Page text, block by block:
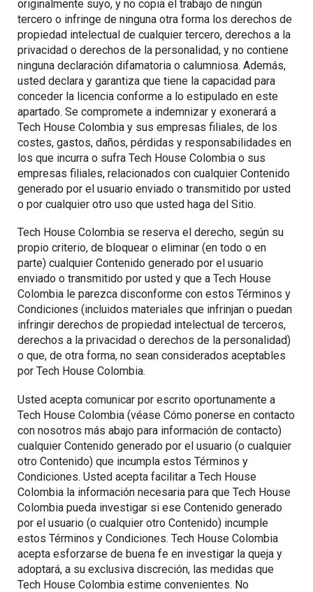
originalmente suyo, y no copia el trabajo de ningún
tercero o infringe de ninguna otra forma los derechos de
propiedad intelectual de cualquier tercero, derechos a la
privacidad o derechos de la personalidad, y no contiene
ninguna declaración difamatoria o calumniosa. Además,
usted declara y garantiza que tiene la capacidad para
conceder la licencia conforme a lo estipulado en este
apartado. Se compromete a indemnizar y exonerará a
Tech House Colombia y sus empresas filiales, de los
costes, gastos, daños, pérdidas y responsabilidades en
los que incurra o sufra Tech House Colombia o sus
empresas filiales, relacionados con cualquier Contenido
generado por el usuario enviado o transmitido por usted
o por cualquier otro uso que usted haga del Sitio.
Tech House Colombia se reserva el derecho, según su
propio criterio, de bloquear o eliminar (en todo o en
parte) cualquier Contenido generado por el usuario
enviado o transmitido por usted y que a Tech House
Colombia le parezca disconforme con estos Términos y
Condiciones (incluidos materiales que infrinjan o puedan
infringir derechos de propiedad intelectual de terceros,
derechos a la privacidad o derechos de la personalidad)
o que, de otra forma, no sean considerados aceptables
por Tech House Colombia.
Usted acepta comunicar por escrito oportunamente a
Tech House Colombia (véase Cómo ponerse en contacto
con nosotros más abajo para información de contacto)
cualquier Contenido generado por el usuario (o cualquier
otro Contenido) que incumpla estos Términos y
Condiciones. Usted acepta facilitar a Tech House
Colombia la información necesaria para que Tech House
Colombia pueda investigar si ese Contenido generado
por el usuario (o cualquier otro Contenido) incumple
estos Términos y Condiciones. Tech House Colombia
acepta esforzarse de buena fe en investigar la queja y
adoptará, a su exclusiva discreción, las medidas que
Tech House Colombia estime convenientes. No